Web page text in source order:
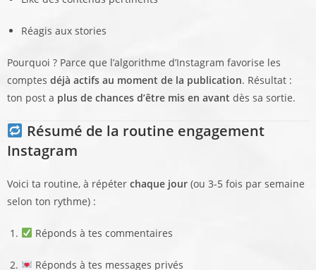
Réagis aux stories
Pourquoi ? Parce que l’algorithme d’Instagram favorise les
comptes déjà actifs au moment de la publication. Résultat :
ton post a plus de chances d’être mis en avant dès sa sortie.
Résumé de la routine engagement
Instagram
Voici ta routine, à répéter chaque jour (ou 3-5 fois par semaine
selon ton rythme) :
Réponds à tes commentaires
Réponds à tes messages privés